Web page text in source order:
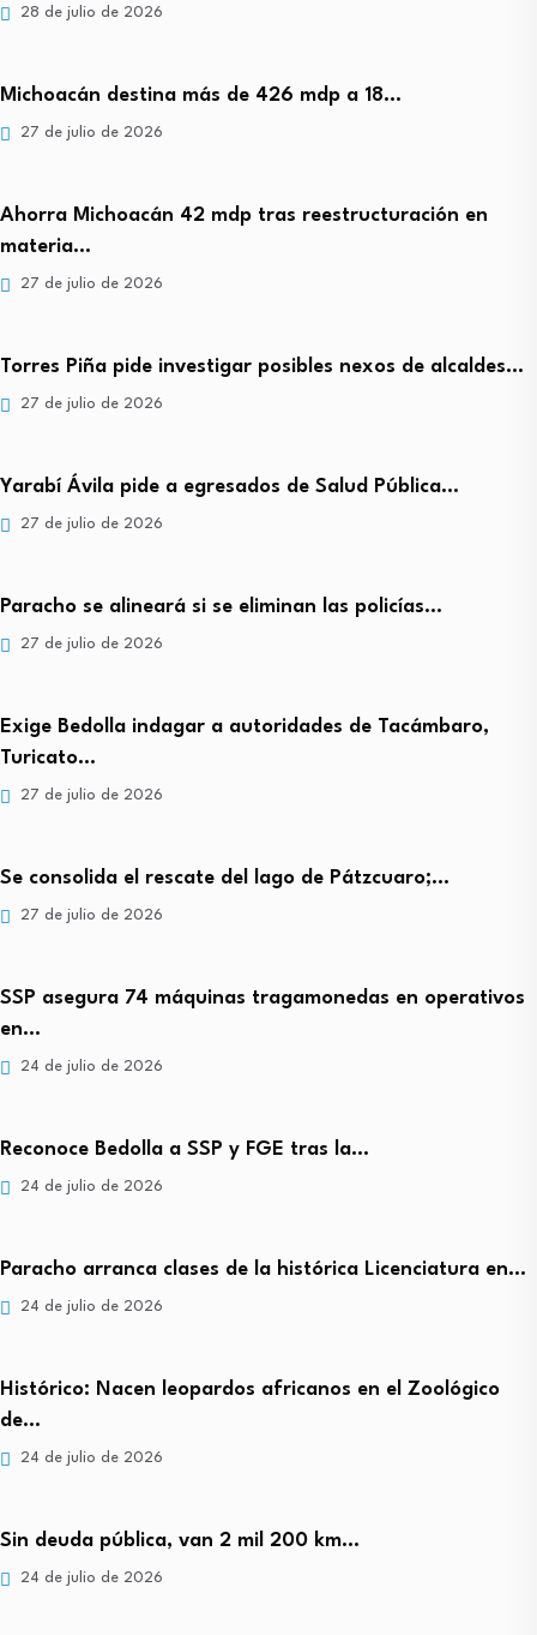
28 de julio de 2026
Michoacán destina más de 426 mdp a 18…
27 de julio de 2026
Ahorra Michoacán 42 mdp tras reestructuración en
materia…
27 de julio de 2026
Torres Piña pide investigar posibles nexos de alcaldes…
27 de julio de 2026
Yarabí Ávila pide a egresados de Salud Pública…
27 de julio de 2026
Paracho se alineará si se eliminan las policías…
27 de julio de 2026
Exige Bedolla indagar a autoridades de Tacámbaro,
Turicato…
27 de julio de 2026
Se consolida el rescate del lago de Pátzcuaro;…
27 de julio de 2026
SSP asegura 74 máquinas tragamonedas en operativos
en…
24 de julio de 2026
Reconoce Bedolla a SSP y FGE tras la…
24 de julio de 2026
Paracho arranca clases de la histórica Licenciatura en…
24 de julio de 2026
Histórico: Nacen leopardos africanos en el Zoológico
de…
24 de julio de 2026
Sin deuda pública, van 2 mil 200 km…
24 de julio de 2026